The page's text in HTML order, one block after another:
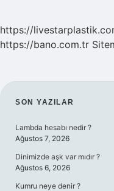
https://
https://bano.com.tr
SIDEBAR
SON YAZILAR
Lambda hesabı nedir ?
Ağustos 7, 2026
Dinimizde aşk var mıdır ?
Ağustos 6, 2026
Kumru neye denir ?